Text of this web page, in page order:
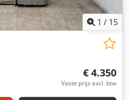
1 / 15
€ 4.350
Vaste prijs excl. btw